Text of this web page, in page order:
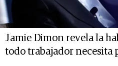
Jamie Dimon revela la
todo trabajador necesita